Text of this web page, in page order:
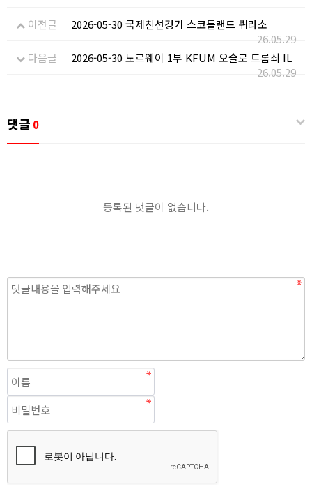
이전글
2026-05-30 국제친선경기 스코틀랜드 퀴라소
26.05.29
다음글
2026-05-30 노르웨이 1부 KFUM 오슬로 트롬쇠 IL
26.05.29
댓글 0
등록된 댓글이 없습니다.